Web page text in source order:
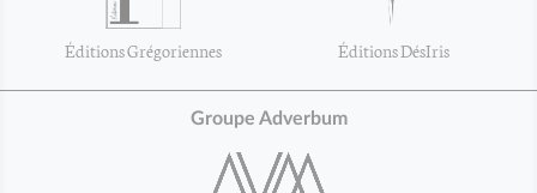
Éditions Grégoriennes Éditions DésIris
Groupe Adverbum